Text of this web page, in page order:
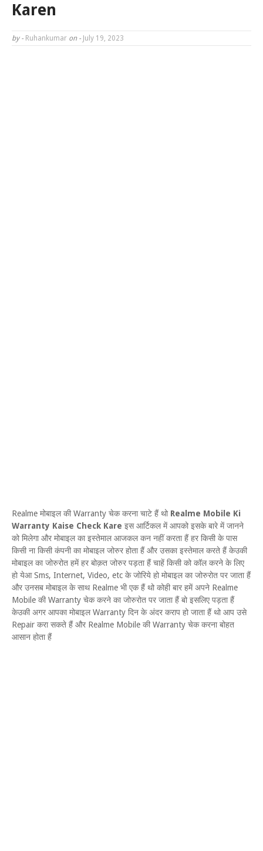
Karen
by - Ruhankumar on - July 19, 2023
Realme मोबाइल की Warranty चेक करना चाटे हैं थो Realme Mobile Ki
Warranty Kaise Check Kare इस आर्टिकल में आपको इसके बारे में जानने
को मिलेगा और मोबाइल का इस्तेमाल आजकल कन नहीं करता हैं हर किसी के पास
किसी ना किसी कंपनी का मोबाइल जोरुर होता हैं और उसका इस्तेमाल करते हैं केउकी
मोबाइल का जोरुरोत हमें हर बोक़त जोरुर पड़ता हैं चाहें किसी को कॉल करने के लिए
हो येआ Sms, Internet, Video, etc के जोरिये हो मोबाइल का जोरुरोत पर जाता हैं
और उनसब मोबाइल के साथ Realme भी एक हैं थो कोही बार हमें अपने Realme
Mobile की Warranty चेक करने का जोरुरोत पर जाता हैं बो इसलिए पड़ता हैं
केउकी अगर आपका मोबाइल Warranty दिन के अंदर कराप हो जाता हैं थो आप उसे
Repair करा सकते हैं और Realme Mobile की Warranty चेक करना बोहत
आसान होता हैं